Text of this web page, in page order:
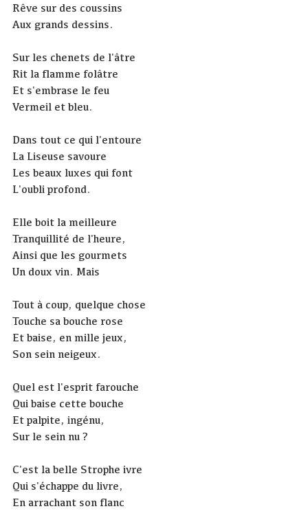
Rêve sur des coussins
Aux grands dessins.
Sur les chenets de l'âtre
Rit la flamme folâtre
Et s'embrase le feu
Vermeil et bleu.
Dans tout ce qui l'entoure
La Liseuse savoure
Les beaux luxes qui font
L'oubli profond.
Elle boit la meilleure
Tranquillité de l'heure,
Ainsi que les gourmets
Un doux vin. Mais
Tout à coup, quelque chose
Touche sa bouche rose
Et baise, en mille jeux,
Son sein neigeux.
Quel est l'esprit farouche
Qui baise cette bouche
Et palpite, ingénu,
Sur le sein nu ?
C'est la belle Strophe ivre
Qui s'échappe du livre,
En arrachant son flanc